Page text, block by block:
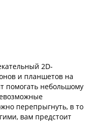
2D-
и планшетов на
помогать небольшому
перепрыгнуть, в то
вам предстоит